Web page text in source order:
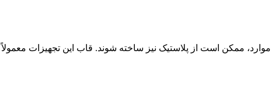
ممکن است از پلاستیک نیز ساخته شوند. قاب این تجهیزات معمولاً